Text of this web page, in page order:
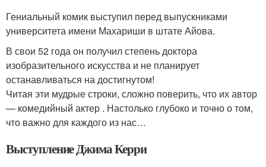
Гениальный комик выступил перед выпускниками
университета имени Махариши в штате Айова.
В свои 52 года он получил степень доктора
изобразительного искусства и не планирует
останавливаться на достигнутом!
Читая эти мудрые строки, сложно поверить, что их автор
— комедийный актер . Настолько глубоко и точно о том,
что важно для каждого из нас…
Выступление Джима Керри